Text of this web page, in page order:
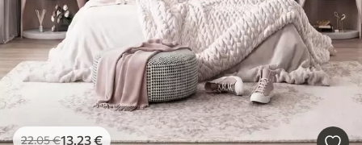
22.05€13.23€